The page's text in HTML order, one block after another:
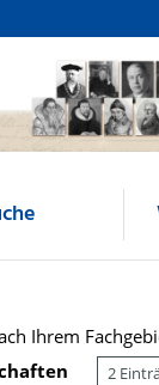
Ihrem
2